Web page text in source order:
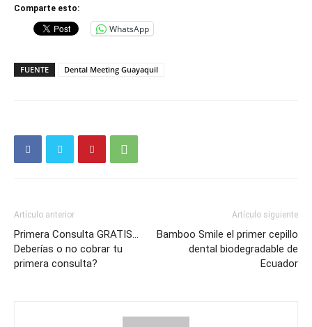
Comparte esto:
WhatsApp
FUENTE Dental Meeting Guayaquil
Artículo anterior
Primera Consulta GRATIS…
Deberías o no cobrar tu
primera consulta?
Artículo siguiente
Bamboo Smile el primer cepillo
dental biodegradable de
Ecuador